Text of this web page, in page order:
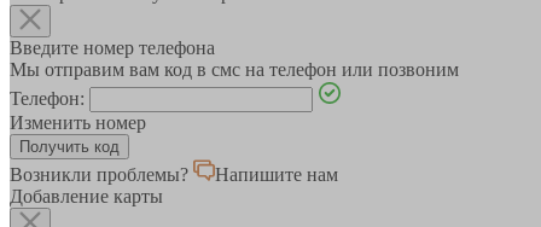
Введите номер телефона
Мы отправим вам код в смс на телефон или позвоним
Телефон:
Изменить номер
Возникли проблемы?
Напишите нам
Добавление карты